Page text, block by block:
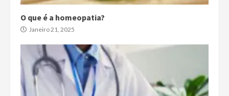
O que é a homeopatia?
Janeiro 21, 2025